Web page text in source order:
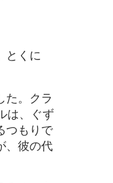
とくに
た。クラ
は、ぐず
つもりで
、彼の代